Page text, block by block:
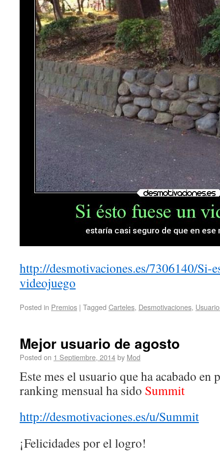
http://desmotivaciones.es/7306140/Si-
videojuego
Posted in Premios | Tagged Carteles, Desmotivaciones,
Mejor usuario de agosto
Posted on 1 Septiembre, 2014by Mod
Este mes el usuario que ha acabado
ranking mensual ha sido Summit
http://desmotivaciones.es/u/Summit
¡Felicidades por el logro!